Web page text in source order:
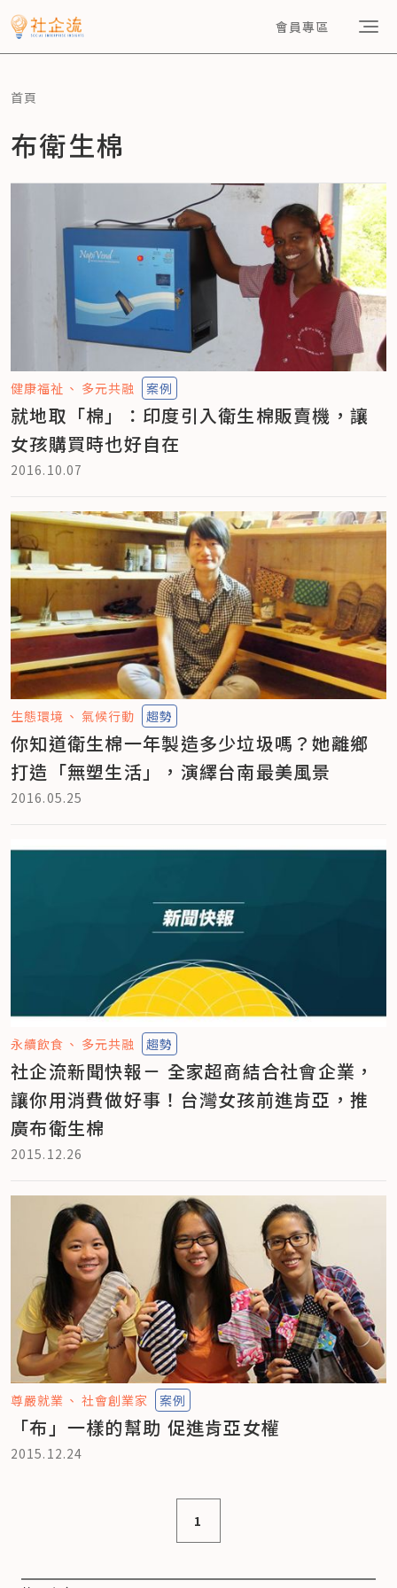
會員專區
首頁
布衛生棉
健康福祉 多元共融 案例
就地取「棉」：印度引入衛生棉販賣機，讓
女孩購買時也好自在
2016.10.07
生態環境 氣候行動 趨勢
你知道衛生棉一年製造多少垃圾嗎？她離鄉
打造「無塑生活」，演繹台南最美風景
2016.05.25
永續飲食 多元共融 趨勢
社企流新聞快報－ 全家超商結合社會企業，
讓你用消費做好事！台灣女孩前進肯亞，推
廣布衛生棉
2015.12.26
尊嚴就業 社會創業家 案例
「布」一樣的幫助 促進肯亞女權
2015.12.24
1